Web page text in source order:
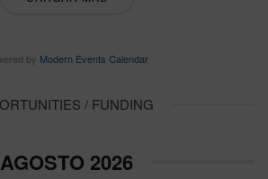
by Modern Events Calendar
/ FUNDING
AGOSTO 2026